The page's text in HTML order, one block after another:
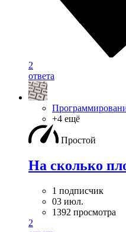
2
ответа
+4 ещё
Простой
На сколько
1 подписчик
03 июл.
1392 просмотра
2